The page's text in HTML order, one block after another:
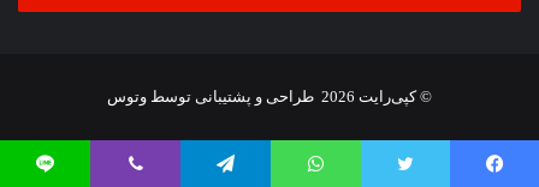
وارد
© کپی‌رایت 2026 طراحی و پشتیبانی توسط وتوس